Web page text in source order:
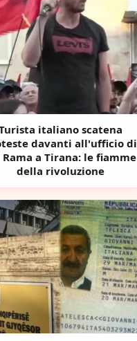
italiano scatena
davanti all'ufficio di
Rama a Tirana: le fiamme
della rivoluzione